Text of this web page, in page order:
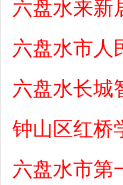
六盘水来新
六盘水市人
六盘水长城
钟山区红桥
六盘水市第